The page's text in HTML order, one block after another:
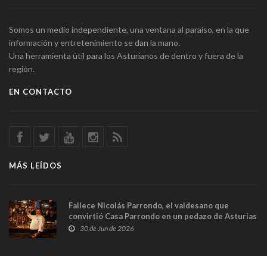
Somos un medio independiente, una ventana al paraíso, en la que
información y entretenimiento se dan la mano.
Una herramienta útil para los Asturianos de dentro y fuera de la
región.
EN CONTACTO
MÁS LEÍDOS
Fallece Nicolás Parrondo, el valdesano que
convirtió Casa Parrondo en un pedazo de Asturias
en Madrid
30 de Jun de 2026